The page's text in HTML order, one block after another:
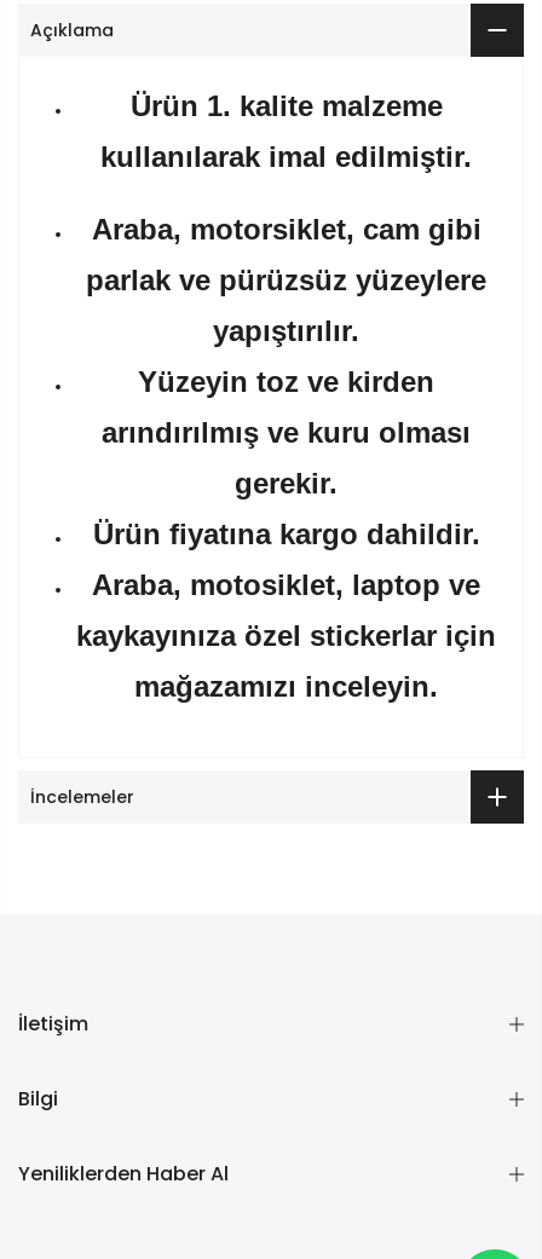
Açıklama
Ürün 1. kalite malzeme
kullanılarak imal edilmiştir.
Araba, motorsiklet, cam gibi
parlak ve pürüzsüz yüzeylere
yapıştırılır.
Yüzeyin toz ve kirden
arındırılmış ve kuru olması
gerekir.
Ürün fiyatına kargo dahildir.
Araba, motosiklet, laptop ve
kaykayınıza özel stickerlar için
mağazamızı inceleyin.
İncelemeler
İletişim
Bilgi
Yeniliklerden Haber Al